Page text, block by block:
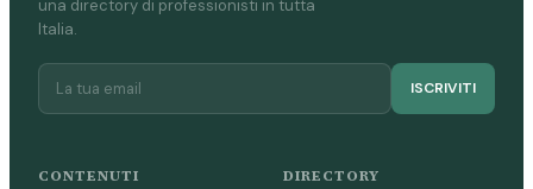
una directory di professionisti in tutta
Italia.
ISCRIVITI
CONTENUTI DIRECTORY